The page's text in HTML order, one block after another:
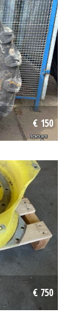
€ 150
€ 750